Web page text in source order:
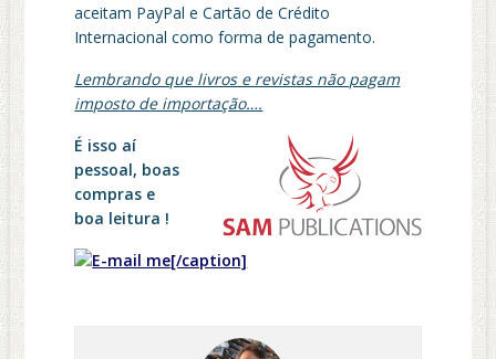
aceitam PayPal e Cartão de Crédito
Internacional como forma de pagamento.
Lembrando que livros e revistas não pagam
imposto de importação….
É isso aí
pessoal, boas
compras e
boa leitura !
[/caption]